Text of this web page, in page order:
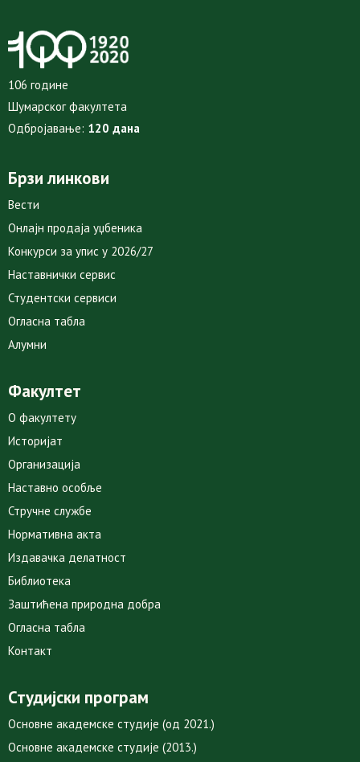
106 године
Шумарског факултета
Одбројавање: 120 дана
Брзи линкови
Вести
Онлајн продаја уџбеника
Конкурси за упис у 2026/27
Наставнички сервис
Студентски сервиси
Огласна табла
Алумни
Факултет
О факултету
Историјат
Организација
Наставно особље
Стручне службе
Нормативна акта
Издавачка делатност
Библиотека
Заштићена природна добра
Огласна табла
Контакт
Студијски програм
Основне академске студије (од 2021.)
Основне академске студије (2013.)